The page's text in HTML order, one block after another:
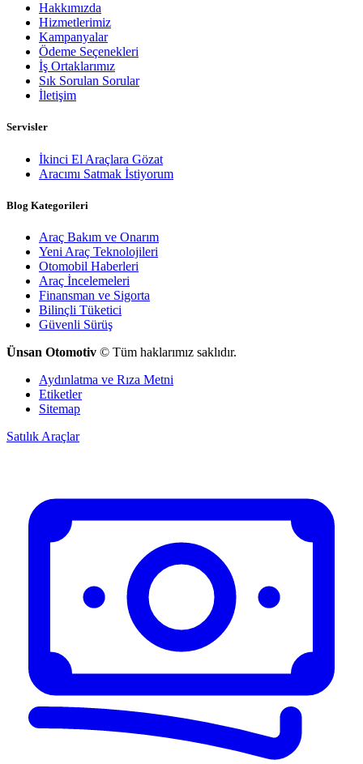
Hakkımızda
Hizmetlerimiz
Kampanyalar
Ödeme Seçenekleri
İş Ortaklarımız
Sık Sorulan Sorular
İletişim
Servisler
İkinci El Araçlara Gözat
Aracımı Satmak İstiyorum
Blog Kategorileri
Araç Bakım ve Onarım
Yeni Araç Teknolojileri
Otomobil Haberleri
Araç İncelemeleri
Finansman ve Sigorta
Bilinçli Tüketici
Güvenli Sürüş
Ünsan Otomotiv © Tüm haklarımız saklıdır.
Aydınlatma ve Rıza Metni
Etiketler
Sitemap
Satılık Araçlar